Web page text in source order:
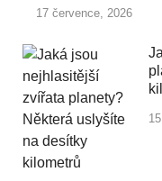
17 července, 2026